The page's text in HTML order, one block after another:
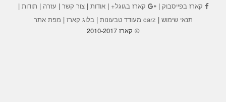
קארז בפייסבוק| קארז בגוגל+|אודות |צור קשר | עזרה | תודות |
תנאי שימוש | carz מעודד טבעונות | בלוג קארז | מפת אתר
© קארז 2010-2017